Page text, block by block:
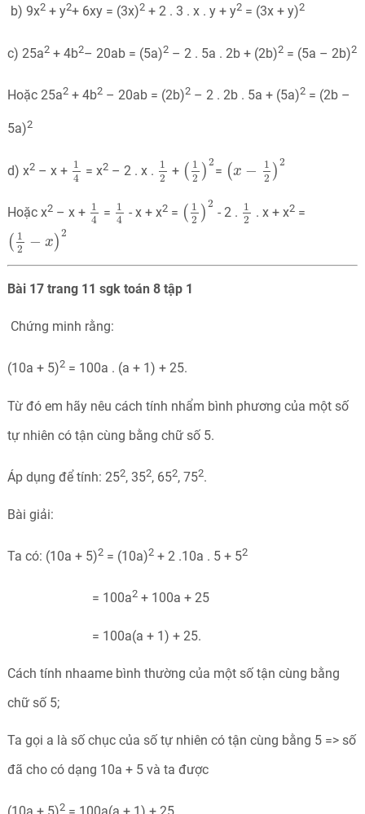
b) 9x2+ y2+ 6xy = (3x)2+ 2 . 3 . x . y + y2= (3x + y)2
c) 25a2+ 4b2– 20ab = (5a)2– 2 . 5a . 2b + (2b)2= (5a – 2b)2
Hoặc 25a2+ 4b2– 20ab = (2b)2– 2 . 2b . 5a + (5a)2= (2b –
5a)2
d) x2– x + 1
4
1
= x2– 2 . x . 1
2
1
+ ( 1
2 )
2
(1 2 )2
= (x −
1
2 )
2
(x 2) 2
Hoặc x2– x + 1
4
1
= 1
4
1
- x + x2= ( 1
2 )
2
(1 2 )2
- 2 . 1
2
1
. x + x2=
( 1
2
− x)
2
(1 2
Bài 17 trang 11 sgk toán 8 tập 1
Chứng minh rằng:
(10a + 5)2= 100a . (a + 1) + 25.
Từ đó em hãy nêu cách tính nhẩm bình phương của một số
tự nhiên có tận cùng bằng chữ số 5.
Áp dụng để tính: 252, 352, 652, 752.
Bài giải:
Ta có: (10a + 5)2= (10a)2+ 2 .10a . 5 + 52
= 100a2+ 100a + 25
= 100a(a + 1) + 25.
Cách tính nhaame bình thường của một số tận cùng bằng
chữ số 5;
Ta gọi a là số chục của số tự nhiên có tận cùng bằng 5 => số
đã cho có dạng 10a + 5 và ta được
2